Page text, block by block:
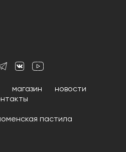
магазин
новости
пастила